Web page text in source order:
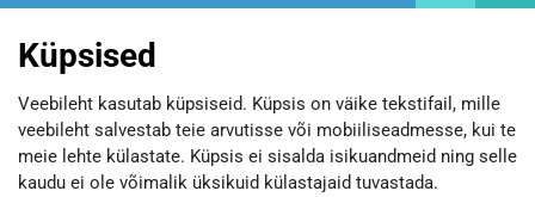
Küpsised
Veebileht kasutab küpsiseid. Küpsis on väike tekstifail, mille
veebileht salvestab teie arvutisse või mobiiliseadmesse, kui te
meie lehte külastate. Küpsis ei sisalda isikuandmeid ning selle
kaudu ei ole võimalik üksikuid külastajaid tuvastada.